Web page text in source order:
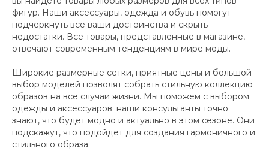
фигур. Наши аксессуары, одежда и обувь помогут
подчеркнуть все ваши достоинства и скрыть
недостатки. Все товары, представленные в магазине,
отвечают современным тенденциям в мире моды.
Широкие размерные сетки, приятные цены и большой
выбор моделей позволят собрать стильную коллекцию
образов на все случаи жизни. Мы поможем с выбором
одежды и аксессуаров: наши консультанты точно
знают, что будет модно и актуально в этом сезоне. Они
подскажут, что подойдет для создания гармоничного и
стильного образа.